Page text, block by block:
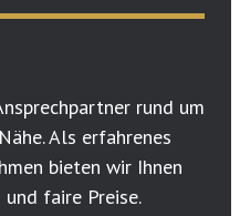
rund um
Als erfahrenes
bieten wir Ihnen
faire Preise.